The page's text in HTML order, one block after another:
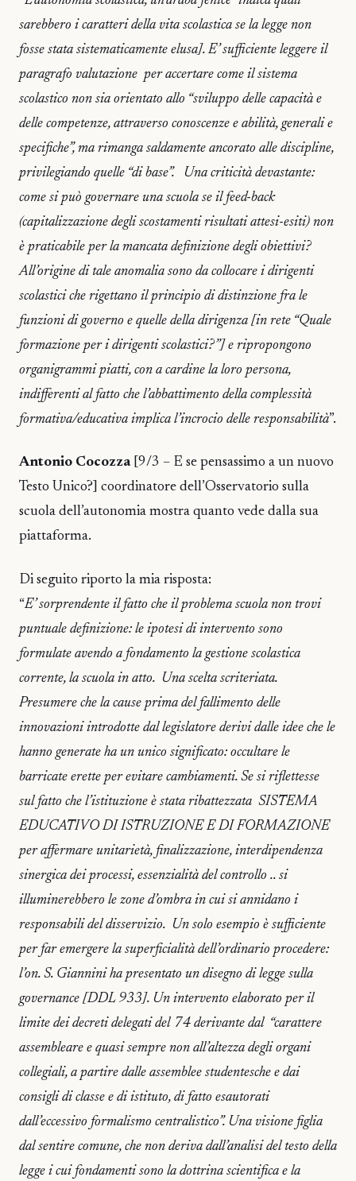
sarebbero i caratteri della vita scolastica se la legge non
fosse stata sistematicamente elusa]. E’ sufficiente leggere il
paragrafo valutazione per accertare come il sistema
scolastico non sia orientato allo “sviluppo delle capacità e
delle competenze, attraverso conoscenze e abilità, generali e
specifiche”, ma rimanga saldamente ancorato alle discipline,
privilegiando quelle “di base”. Una criticità devastante:
come si può governare una scuola se il feed-back
(capitalizzazione degli scostamenti risultati attesi-esiti) non
è praticabile per la mancata definizione degli obiettivi?
All’origine di tale anomalia sono da collocare i dirigenti
scolastici che rigettano il principio di distinzione fra le
funzioni di governo e quelle della dirigenza [in rete “Quale
formazione per i dirigenti scolastici?”] e ripropongono
organigrammi piatti, con a cardine la loro persona,
indifferenti al fatto che l’abbattimento della complessità
formativa/educativa implica l’incrocio delle responsabilità”.
Antonio Cocozza[9/3 – E se pensassimo a un nuovo
Testo Unico?] coordinatore dell’Osservatorio sulla
scuola dell’autonomia mostra quanto vede dalla sua
piattaforma.
Di seguito riporto la mia risposta:
“E’ sorprendente il fatto che il problema scuola non trovi
puntuale definizione: le ipotesi di intervento sono
formulate avendo a fondamento la gestione scolastica
corrente, la scuola in atto. Una scelta scriteriata.
Presumere che la cause prima del fallimento delle
innovazioni introdotte dal legislatore derivi dalle idee che le
hanno generate ha un unico significato: occultare le
barricate erette per evitare cambiamenti. Se si riflettesse
sul fatto che l’istituzione è stata ribattezzata SISTEMA
EDUCATIVO DI ISTRUZIONE E DI FORMAZIONE
per affermare unitarietà, finalizzazione, interdipendenza
sinergica dei processi, essenzialità del controllo .. si
illuminerebbero le zone d’ombra in cui si annidano i
responsabili del disservizio. Un solo esempio è sufficiente
per far emergere la superficialità dell’ordinario procedere:
l’on. S. Giannini ha presentato un disegno di legge sulla
governance [DDL 933]. Un intervento elaborato per il
limite dei decreti delegati del 74 derivante dal “carattere
assembleare e quasi sempre non all’altezza degli organi
collegiali, a partire dalle assemblee studentesche e dai
consigli di classe e di istituto, di fatto esautorati
dall’eccessivo formalismo centralistico”. Una visione figlia
dal sentire comune, che non deriva dall’analisi del testo della
legge i cui fondamenti sono la dottrina scientifica e la